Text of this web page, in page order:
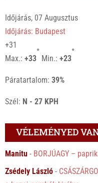
Időjárás, 07 Augusztus
Időjárás: Budapest
+31
Max.:+33
°
Min.:+23
°
Páratartalom:39%
Szél: N - 27 KPH
VÉLEMÉNYED
Manitu - BORJÚAGY –
Zsédely László -